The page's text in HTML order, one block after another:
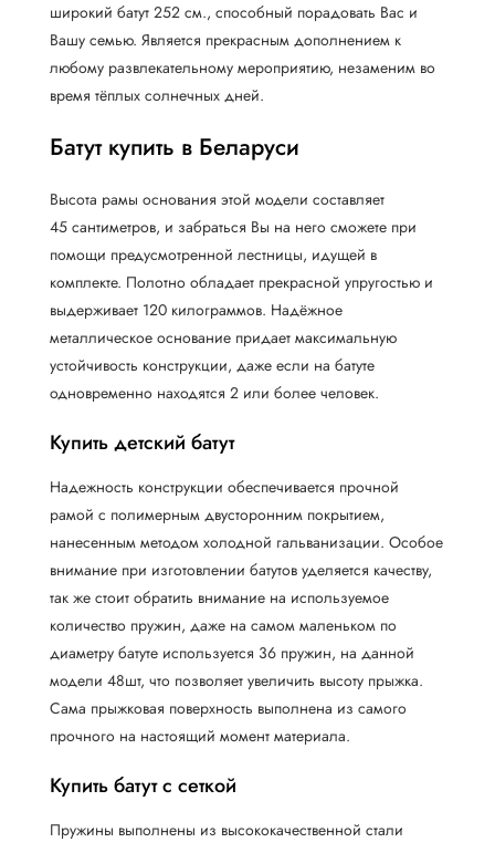
широкий батут 252 см., способный порадовать Вас и
Вашу семью. Является прекрасным дополнением к
любому развлекательному мероприятию, незаменим во
время тёплых солнечных дней.
Батут купить в Беларуси
Высота рамы основания этой модели составляет
45 сантиметров, и забраться Вы на него сможете при
помощи предусмотренной лестницы, идущей в
комплекте. Полотно обладает прекрасной упругостью и
выдерживает 120 килограммов. Надёжное
металлическое основание придает максимальную
устойчивость конструкции, даже если на батуте
одновременно находятся 2 или более человек.
Купить детский батут
Надежность конструкции обеспечивается прочной
рамой с полимерным двусторонним покрытием,
нанесенным методом холодной гальванизации. Особое
внимание при изготовлении батутов уделяется качеству,
так же стоит обратить внимание на используемое
количество пружин, даже на самом маленьком по
диаметру батуте используется 36 пружин, на данной
модели 48шт, что позволяет увеличить высоту прыжка.
Сама прыжковая поверхность выполнена из самого
прочного на настоящий момент материала.
Купить батут с сеткой
Пружины выполнены из высококачественной стали